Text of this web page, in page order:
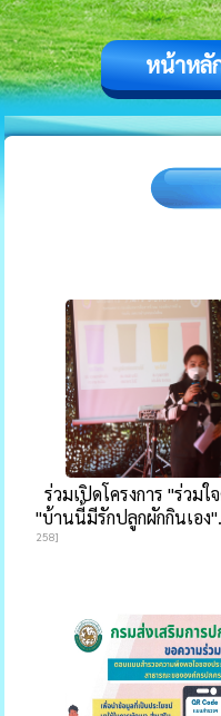
หน้าหลั
ร่วมเปิดโครงการ "ร่วม
"บ้านนี้มีรักปลูกผักกินเอง
258]